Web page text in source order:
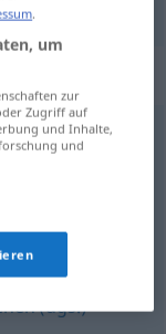
,Giftnudel
,
(ugs.)
.
um
zur
Zugriff auf
und Inhalte,
und